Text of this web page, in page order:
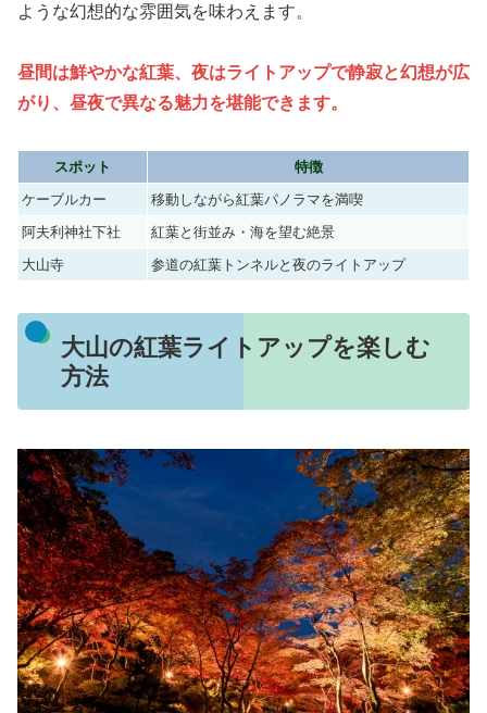
ような幻想的な雰囲気を味わえます。
昼間は鮮やかな紅葉、夜はライトアップで静寂と幻想が広
がり、昼夜で異なる魅力を堪能できます。
スポット
特徴
ケーブルカー
移動しながら紅葉パノラマを満喫
阿夫利神社下社
紅葉と街並み・海を望む絶景
大山寺
参道の紅葉トンネルと夜のライトアップ
大山の紅葉ライトアップを楽しむ
方法